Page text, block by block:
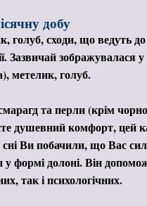
добу
голуб, сходи, що ведуть
Зазвичай зображувалася
метелик, голуб.
та перли (крім
душевний комфорт, цей
Ви побачили, що Вас
у формі долоні. Він
так і психологічних.